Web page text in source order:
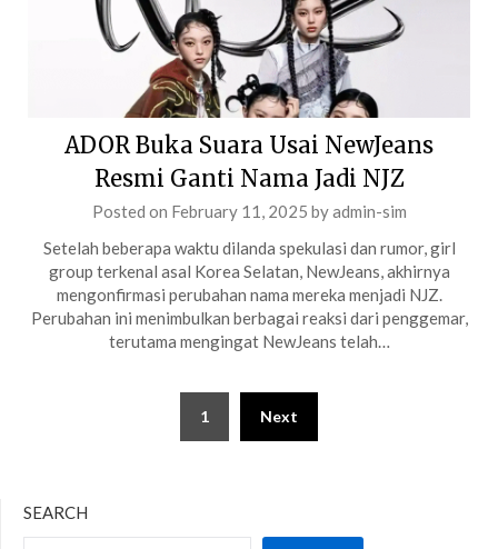
ADOR Buka Suara Usai NewJeans
Resmi Ganti Nama Jadi NJZ
Posted on February 11, 2025 byadmin-sim
Setelah beberapa waktu dilanda spekulasi dan rumor, girl
group terkenal asal Korea Selatan, NewJeans, akhirnya
mengonfirmasi perubahan nama mereka menjadi NJZ.
Perubahan ini menimbulkan berbagai reaksi dari penggemar,
terutama mengingat NewJeans telah…
1 Next
SEARCH